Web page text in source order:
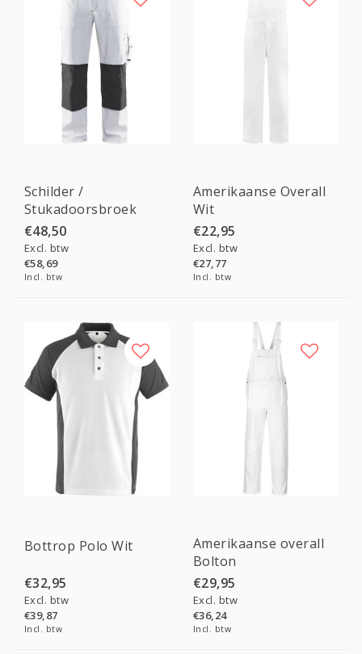
Schilder /
Stukadoorsbroek
1091
€48,50
Excl. btw
€58,69
Incl. btw
Amerikaanse Overall
Wit
€22,95
Excl. btw
€27,77
Incl. btw
Bottrop Polo Wit
€32,95
Excl. btw
€39,87
Incl. btw
Amerikaanse overall
Bolton
€29,95
Excl. btw
€36,24
Incl. btw